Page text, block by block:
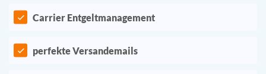
Carrier Entgeltmanagement
perfekte Versandemails